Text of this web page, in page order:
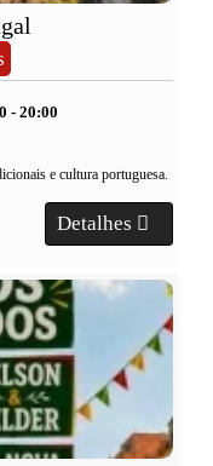
- 20:00
e cultura portuguesa.
Detalhes